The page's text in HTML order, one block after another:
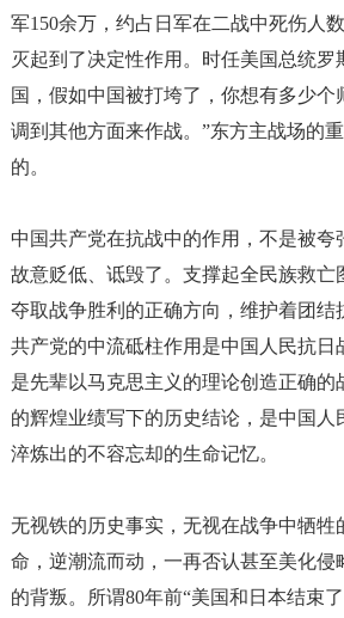
军150余万，约占日军在二战中死伤人
灭起到了决定性作用。时任美国总统罗
国，假如中国被打垮了，你想有多少个
调到其他方面来作战。”东方主战场的
的。
中国共产党在抗战中的作用，不是被夸
故意贬低、诋毁了。支撑起全民族救亡
夺取战争胜利的正确方向，维护着团结
共产党的中流砥柱作用是中国人民抗日
是先辈以马克思主义的理论创造正确的
的辉煌业绩写下的历史结论，是中国人
淬炼出的不容忘却的生命记忆。
无视铁的历史事实，无视在战争中牺牲
命，逆潮流而动，一再否认甚至美化侵
的背叛。所谓80年前“美国和日本结束